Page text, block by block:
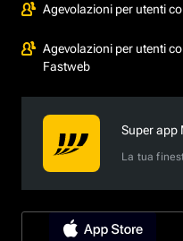
Agevolazioni per utenti
Agevolazioni per utenti
Fastweb
Super app
La tua